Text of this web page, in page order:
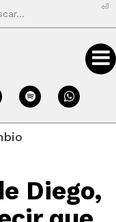
⏎
Diego,